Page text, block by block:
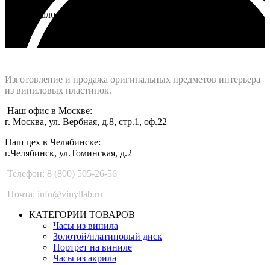
Не подошло - вернем деньги
Изготовление и продажа оригинальных предметов интерьера
из виниловых пластинок.
Наш офис в Москве:
г. Москва, ул. Вербная, д.8, стр.1, оф.22
Наш цех в Челябинске:
г.Челябинск, ул.Томинская, д.2
Телефон: 8 (800) 505-26-56
Почта: info@vinyllab.ru
КАТЕГОРИИ ТОВАРОВ
Часы из винила
Золотой/платиновый диск
Портрет на виниле
Часы из акрила